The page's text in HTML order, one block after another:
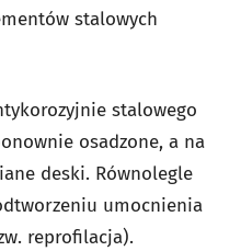
stalowych
stalowego
osadzone, a na
deski. Równolegle
umocnienia
reprofilacja).